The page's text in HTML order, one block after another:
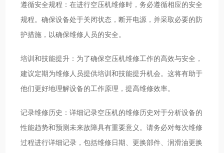
遵循安全规程：在进行空压机维修时，务必遵循相应的安全
规程。确保设备处于关闭状态，断开电源，并采取必要的防
护措施，以确保维修人员的安全。
培训和技能提升：为了确保空压机维修工作的高效与安全，
建议定期为维修人员提供培训和技能提升机会。这将有助于
他们更好地理解设备的工作原理，提高维修效率。
记录维修历史：详细记录空压机的维修历史对于分析设备的
性能趋势和预测未来故障具有重要意义。请务必对每次维修
过程进行详细记录，包括维修日期、更换部件、润滑油更换